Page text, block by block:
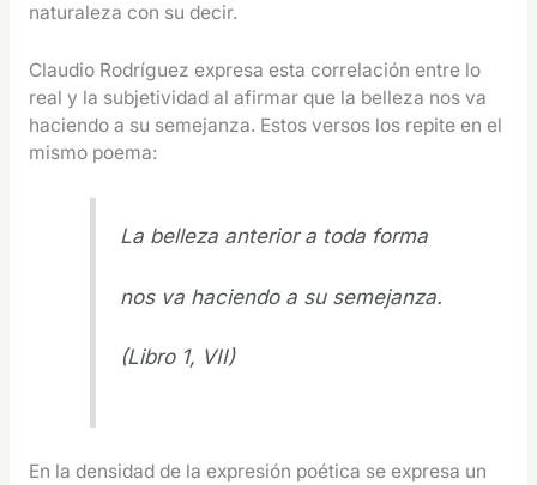
naturaleza con su decir.
Claudio Rodríguez expresa esta correlación entre lo
real y la subjetividad al afirmar que la belleza nos va
haciendo a su semejanza. Estos versos los repite en el
mismo poema:
La belleza anterior a toda forma
nos va haciendo a su semejanza.
(Libro 1, VII)
En la densidad de la expresión poética se expresa un